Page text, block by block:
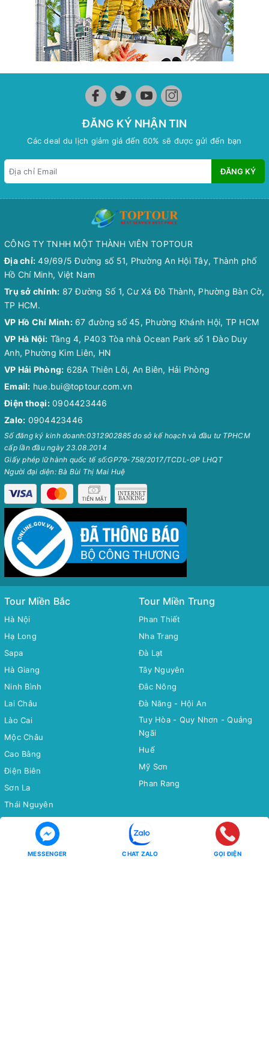
ĐĂNG KÝ NHẬN TIN
Các deal du lịch giảm giá đến 60% sẽ được gửi đến bạn
ĐĂNG KÝ
CÔNG TY TNHH MỘT THÀNH VIÊN TOPTOUR
Địa chỉ: 49/69/5 Đường số 51, Phường An Hội Tây, Thành phố
Hồ Chí Minh, Việt Nam
Trụ sở chính: 87 Đường Số 1, Cư Xá Đô Thành, Phường Bàn Cờ,
TP HCM.
VP Hồ Chí Minh: 67 đường số 45, Phường Khánh Hội, TP HCM
VP Hà Nội: Tầng 4, P403 Tòa nhà Ocean Park số 1 Đào Duy
Anh, Phường Kim Liên, HN
VP Hải Phòng: 628A Thiên Lôi, An Biên, Hải Phòng
Email: hue.bui@toptour.com.vn
Điện thoại: 0904423446
Zalo: 0904423446
Số đăng ký kinh doanh:0312902885 do sở kế hoạch và đầu tư TPHCM
cấp lần đầu ngày 23.08.2014
Giấy phép lữ hành quốc tế số:GP79-758/2017/TCDL-GP LHQT
Người đại diện: Bà Bùi Thị Mai Huệ
Tour Miền Bắc
Hà Nội
Hạ Long
Sapa
Hà Giang
Ninh Bình
Lai Châu
Lào Cai
Mộc Châu
Cao Bằng
Điện Biên
Sơn La
Thái Nguyên
Tour Miền Trung
Phan Thiết
Nha Trang
Đà Lạt
Tây Nguyên
Đắc Nông
Đà Năng - Hội An
Tuy Hòa - Quy Nhơn - Quảng
Ngãi
Huế
Mỹ Sơn
Phan Rang
Tour Miền Nam Tour Quốc tế
MESSENGER CHAT ZALO GỌI ĐIỆN